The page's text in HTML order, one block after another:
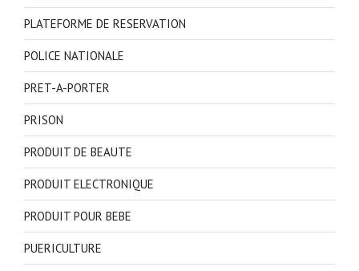
PLATEFORME DE RESERVATION
POLICE NATIONALE
PRET-A-PORTER
PRISON
PRODUIT DE BEAUTE
PRODUIT ELECTRONIQUE
PRODUIT POUR BEBE
PUERICULTURE